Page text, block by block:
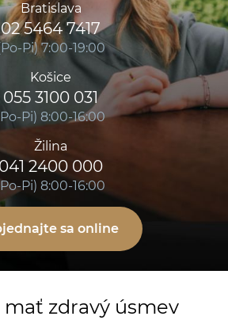
mať zdravý úsmev
Bratislava
02 5464 7417
Pi) 7:00-19:00
Košice
055 3100 031
Pi) 8:00-16:00
Žilina
041 2400 000
Pi) 8:00-16:00
sa online